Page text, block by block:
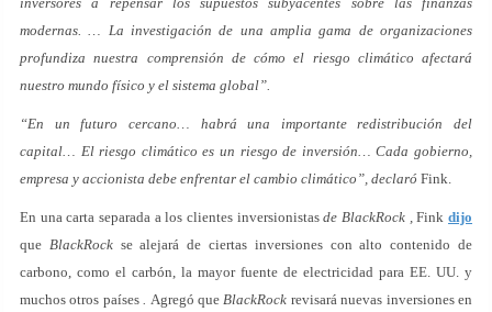
modernas. … La investigación de una amplia gama de organizaciones
profundiza nuestra comprensión de cómo el riesgo climático afectará
nuestro mundo físico y el sistema global”.
“En un futuro cercano… habrá una importante redistribución del
capital… El riesgo climático es un riesgo de inversión… Cada gobierno,
empresa y accionista debe enfrentar el cambio climático”, declaró Fink.
En una carta separada a los clientes inversionistasde BlackRock , Finkdijo
que BlackRockse alejará de ciertas inversiones con alto contenido de
carbono, como el carbón, la mayor fuente de electricidad para EE. UU. y
muchos otros países
Agregó que BlackRock revisará nuevas inversiones en